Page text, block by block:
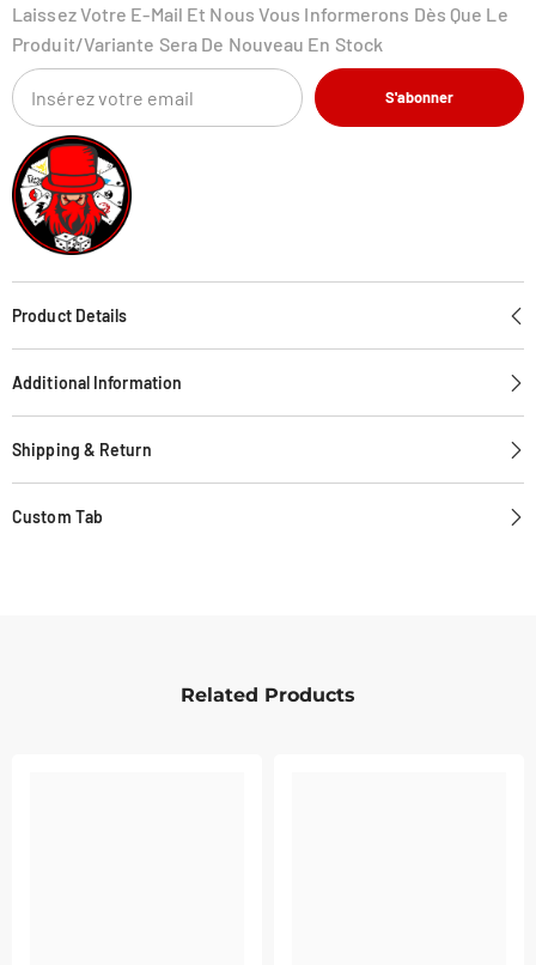
Booster
Booster
Laissez Votre E-Mail Et Nous Vous Informerons Dès Que Le
Produit/variante Sera De Nouveau En Stock
S'abonner
Product Details
Additional Information
Shipping & Return
Custom Tab
Related Products